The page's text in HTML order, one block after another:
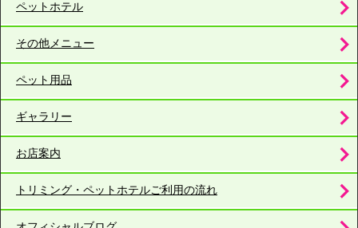
ペットホテル
その他メニュー
ペット用品
ギャラリー
お店案内
トリミング・ペットホテルご利用の流れ